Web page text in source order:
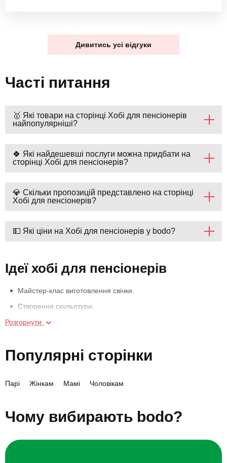
Дивитись усі відгуки
Часті питання
🥇 Які товари на сторінці Хобі для пенсіонерів
найпопулярніші?
🍀 Які найдешевші послуги можна придбати на
сторінці Хобі для пенсіонерів?
💎 Скільки пропозицій представлено на сторінці
Хобі для пенсіонерів?
💵 Які ціни на Хобі для пенсіонерів у bodo?
Ідеї хобі для пенсіонерів
Майстер-клас виготовлення свічки.
Створення скульптури.
Джаз-вечір.
Чайна церемонія.
Майстер-клас валяння з вовни.
Майстер-клас мозаїки.
Хобі для пенсіонерів (вартість
Розгорнути
Популярні сторінки
Парі Жінкам Мамі Чоловікам
Чому вибирають bodo?